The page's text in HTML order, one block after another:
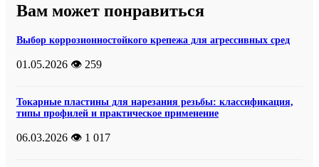
Вам может понравиться
Выбор коррозионностойкого крепежа для агрессивных сред
01.05.2026 👁️ 259
Токарные пластины для нарезания резьбы: классификация,
типы профилей и практическое применение
06.03.2026 👁️ 1 017